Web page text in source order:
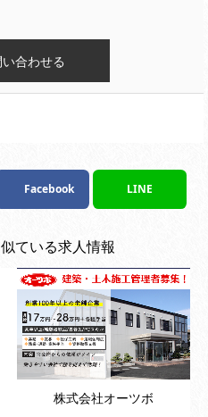
LINE
Facebook
ている求人情報
株式会社オーツボ